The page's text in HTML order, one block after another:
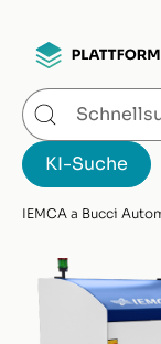
IEMCA a Bucci